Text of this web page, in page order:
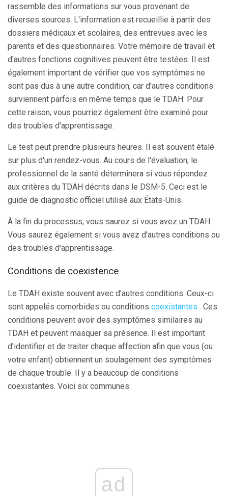
rassemble des informations sur vous provenant de
diverses sources. L'information est recueillie à partir des
dossiers médicaux et scolaires, des entrevues avec les
parents et des questionnaires. Votre mémoire de travail et
d'autres fonctions cognitives peuvent être testées. Il est
également important de vérifier que vos symptômes ne
sont pas dus à une autre condition, car d'autres conditions
surviennent parfois en même temps que le TDAH. Pour
cette raison, vous pourriez également être examiné pour
des troubles d'apprentissage.
Le test peut prendre plusieurs heures. Il est souvent étalé
sur plus d'un rendez-vous. Au cours de l'évaluation, le
professionnel de la santé déterminera si vous répondez
aux critères du TDAH décrits dans le DSM-5. Ceci est le
guide de diagnostic officiel utilisé aux États-Unis.
À la fin du processus, vous saurez si vous avez un TDAH.
Vous saurez également si vous avez d'autres conditions ou
des troubles d'apprentissage.
Conditions de coexistence
Le TDAH existe souvent avec d'autres conditions. Ceux-ci
sont appelés comorbides ou conditions coexistantes . Ces
conditions peuvent avoir des symptômes similaires au
TDAH et peuvent masquer sa présence. Il est important
d'identifier et de traiter chaque affection afin que vous (ou
votre enfant) obtiennent un soulagement des symptômes
de chaque trouble. Il y a beaucoup de conditions
coexistantes. Voici six communes:
ad